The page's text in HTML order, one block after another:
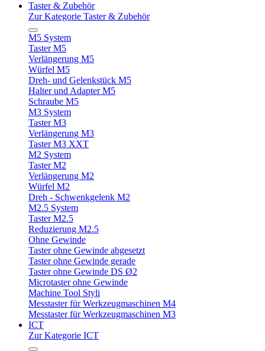
Taster & Zubehör
Zur Kategorie Taster & Zubehör
M5 System
Taster M5
Verlängerung M5
Würfel M5
Dreh- und Gelenkstück M5
Halter und Adapter M5
Schraube M5
M3 System
Taster M3
Verlängerung M3
Taster M3 XXT
M2 System
Taster M2
Verlängerung M2
Würfel M2
Dreh - Schwenkgelenk M2
M2.5 System
Taster M2.5
Reduzierung M2.5
Ohne Gewinde
Taster ohne Gewinde abgesetzt
Taster ohne Gewinde gerade
Taster ohne Gewinde DS Ø2
Microtaster ohne Gewinde
Machine Tool Styli
Messtaster für Werkzeugmaschinen M4
Messtaster für Werkzeugmaschinen M3
ICT
Zur Kategorie ICT